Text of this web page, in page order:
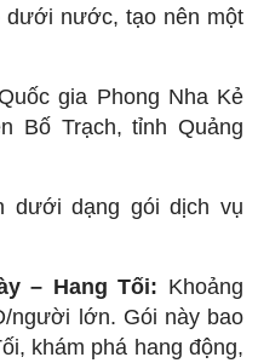
dưới nước, tạo nên một
gia Phong Nha Kẻ
Bố Trạch, tỉnh Quảng
dưới dạng gói dịch vụ
– Hang Tối: Khoảng
người lớn. Gói này bao
khám phá hang động,